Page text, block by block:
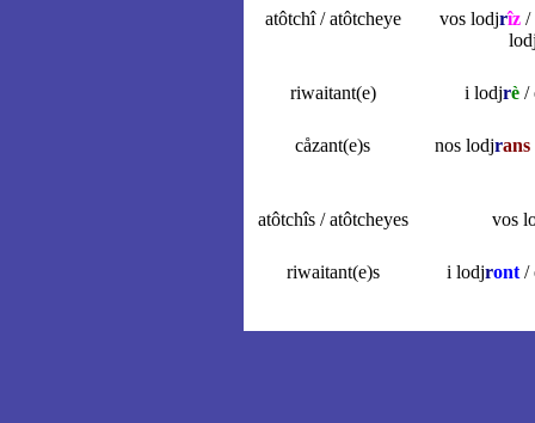
atôtchî / atôtcheye
vos lodjrîz/
riwaitant(e) i lodjrè/
cåzant(e)s nos lodjrans
atôtchîs / atôtcheyes vos
riwaitant(e)s i lodjront/